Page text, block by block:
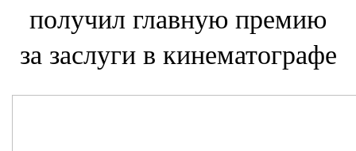
получил главную премию
за заслуги в кинематографе